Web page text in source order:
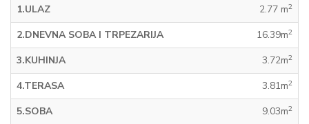
1.ULAZ 2.77 m2
2.DNEVNA SOBA I TRPEZARIJA 16.39m2
3.KUHINJA 3.72m2
4.TERASA 3.81m2
5.SOBA 9.03m2